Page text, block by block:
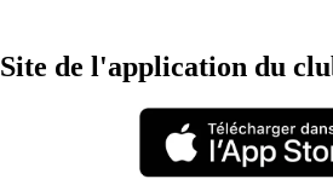
Site de l'application du